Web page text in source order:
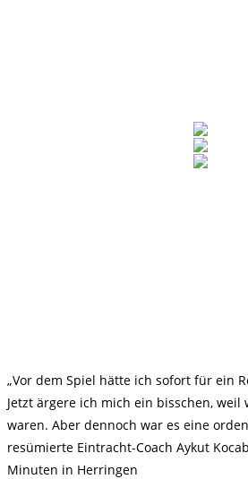
„Vor dem Spiel hätte ich sofort für ein
Jetzt ärgere ich mich ein bisschen, weil
waren. Aber dennoch war es eine
resümierte Eintracht-Coach Aykut
Minuten in Herringen